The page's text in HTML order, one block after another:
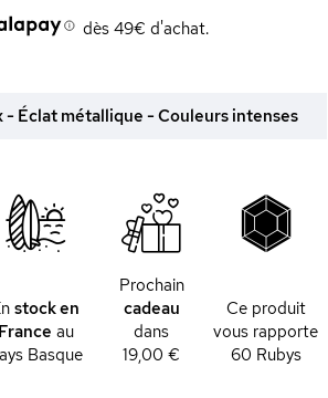
dès 49€ d'achat.
Éclat métallique - Couleurs intenses
stock en
France au
Basque
Prochain
cadeau
dans
19,00 €
Ce produit
vous rapporte
60 Rubys